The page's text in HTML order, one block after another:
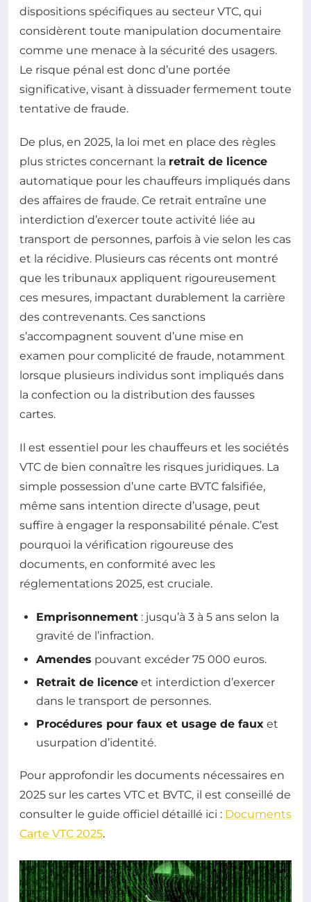
dispositions spécifiques au secteur VTC, qui
considèrent toute manipulation documentaire
comme une menace à la sécurité des usagers.
Le risque pénal est donc d’une portée
significative, visant à dissuader fermement toute
tentative de fraude.
De plus, en 2025, la loi met en place des règles
plus strictes concernant la retrait de licence
automatique pour les chauffeurs impliqués dans
des affaires de fraude. Ce retrait entraîne une
interdiction d’exercer toute activité liée au
transport de personnes, parfois à vie selon les cas
et la récidive. Plusieurs cas récents ont montré
que les tribunaux appliquent rigoureusement
ces mesures, impactant durablement la carrière
des contrevenants. Ces sanctions
s’accompagnent souvent d’une mise en
examen pour complicité de fraude, notamment
lorsque plusieurs individus sont impliqués dans
la confection ou la distribution des fausses
cartes.
Il est essentiel pour les chauffeurs et les sociétés
VTC de bien connaître les risques juridiques. La
simple possession d’une carte BVTC falsifiée,
même sans intention directe d’usage, peut
suffire à engager la responsabilité pénale. C’est
pourquoi la vérification rigoureuse des
documents, en conformité avec les
réglementations 2025, est cruciale.
Emprisonnement : jusqu’à 3 à 5 ans selon la
gravité de l’infraction.
Amendes pouvant excéder 75 000 euros.
Retrait de licence et interdiction d’exercer
dans le transport de personnes.
Procédures pour faux et usage de faux et
usurpation d’identité.
Pour approfondir les documents nécessaires en
2025 sur les cartes VTC et BVTC, il est conseillé de
consulter le guide officiel détaillé ici : Documents
Carte VTC 2025.